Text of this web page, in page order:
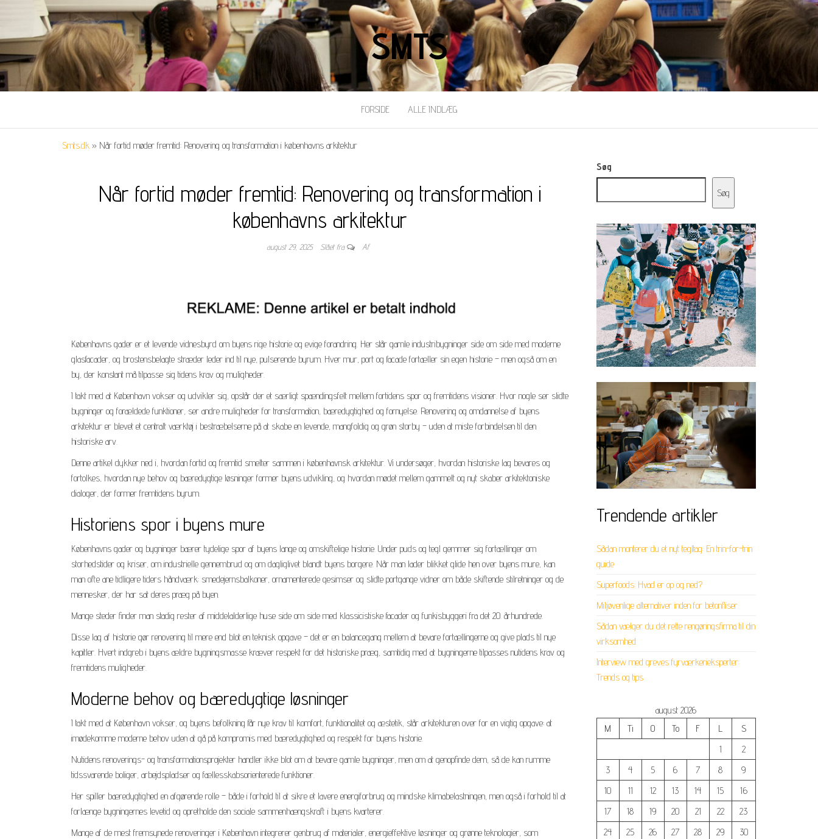
SMTS
FORSIDE ALLE INDLÆG
Smts.dk » Når fortid møder fremtid: Renovering og transformation i københavns arkitektur
Når fortid møder fremtid: Renovering og transformation i
københavns arkitektur
august 29, 2025 Slået fra Af
Københavns gader er et levende vidnesbyrd om byens rige historie og evige forandring. Her står gamle industribygninger side om side med moderne
glasfacader, og brostensbelagte stræder leder ind til nye, pulserende byrum. Hver mur, port og facade fortæller sin egen historie – men også om en
by, der konstant må tilpasse sig tidens krav og muligheder.
I takt med at København vokser og udvikler sig, opstår der et særligt spændingsfelt mellem fortidens spor og fremtidens visioner. Hvor nogle ser slidte
bygninger og forældede funktioner, ser andre muligheder for transformation, bæredygtighed og fornyelse. Renovering og omdannelse af byens
arkitektur er blevet et centralt værktøj i bestræbelserne på at skabe en levende, mangfoldig og grøn storby – uden at miste forbindelsen til den
historiske arv.
Denne artikel dykker ned i, hvordan fortid og fremtid smelter sammen i københavnsk arkitektur. Vi undersøger, hvordan historiske lag bevares og
fortolkes, hvordan nye behov og bæredygtige løsninger former byens udvikling, og hvordan mødet mellem gammelt og nyt skaber arkitektoniske
dialoger, der former fremtidens byrum.
Historiens spor i byens mure
Københavns gader og bygninger bærer tydelige spor af byens lange og omskiftelige historie. Under puds og tegl gemmer sig fortællinger om
storhedstider og kriser, om industrielle gennembrud og om dagliglivet blandt byens borgere. Når man lader blikket glide hen over byens mure, kan
man ofte ane tidligere tiders håndværk: smedejernsbalkoner, ornamenterede gesimser og slidte portgange vidner om både skiftende stilretninger og de
mennesker, der har sat deres præg på byen.
Mange steder finder man stadig rester af middelalderlige huse side om side med klassicistiske facader og funkisbyggeri fra det 20. århundrede.
Disse lag af historie gør renovering til mere end blot en teknisk opgave – det er en balancegang mellem at bevare fortællingerne og give plads til nye
kapitler. Hvert indgreb i byens ældre bygningsmasse kræver respekt for det historiske præg, samtidig med at bygningerne tilpasses nutidens krav og
fremtidens muligheder.
Moderne behov og bæredygtige løsninger
I takt med at København vokser, og byens befolkning får nye krav til komfort, funktionalitet og æstetik, står arkitekturen over for en vigtig opgave: at
imødekomme moderne behov uden at gå på kompromis med bæredygtighed og respekt for byens historie.
Nutidens renoverings- og transformationsprojekter handler ikke blot om at bevare gamle bygninger, men om at genopfinde dem, så de kan rumme
tidssvarende boliger, arbejdspladser og fællesskabsorienterede funktioner.
Her spiller bæredygtighed en afgørende rolle – både i forhold til at sikre et lavere energiforbrug og mindske klimabelastningen, men også i forhold til at
forlænge bygningernes levetid og opretholde den sociale sammenhængskraft i byens kvarterer.
Mange af de mest fremsynede renoveringer i København integrerer genbrug af materialer, energieffektive løsninger og grønne teknologier, som
Søg
Søg
Trendende artikler
Sådan monterer du et nyt tegltag: En trin-for-trin
guide
Superfoods: Hvad er op og ned?
Miljøvenlige alternativer inden for betonfliser
Sådan vælger du det rette rengøringsfirma til din
virksomhed
Interview med greves fyrværkerieksperter:
Trends og tips
august 2026
M
Ti O To F L
S
1
2
3
4 5 6 7 8
9
10
11 12 13 14 15
16
17
18 19 20 21 22
23
24
25 26 27 28 29
30